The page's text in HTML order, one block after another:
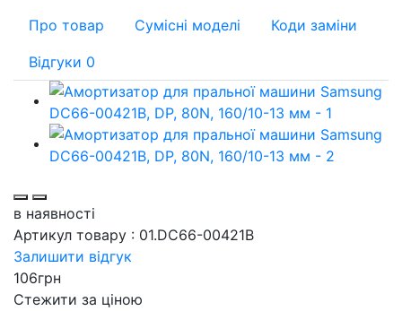
Про товар Сумісні моделі Коди заміни
Відгуки 0
в наявності
Артикул товару : 01.DC66-00421B
Залишити відгук
106грн
Стежити за ціною